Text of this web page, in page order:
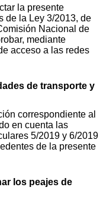
la presente
de la Ley 3/2013, de
Nacional de
mediante
acceso a las redes
de transporte y
correspondiente al
en cuenta las
5/2019 y 6/2019
de la presente
los peajes de